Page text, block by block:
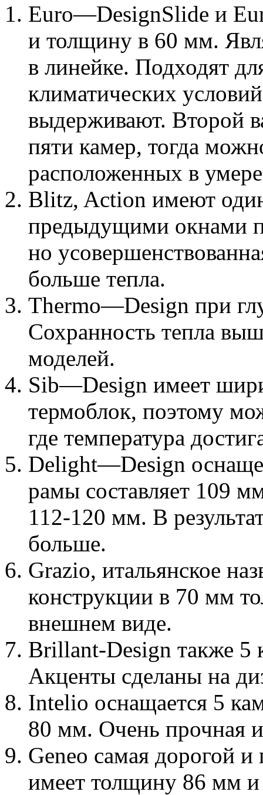
Euro—DesignSlide и
и толщину в 60 мм.
в линейке. Подходят
климатических
выдерживают. Второй
пяти камер, тогда
расположенных в
Blitz, Action имеют
предыдущими окнами
но
больше тепла.
Thermo—Design при
Сохранность тепла
моделей.
Sib—Design имеет
термоблок, поэтому
где температура
Delight—Design
рамы составляет 109
112-120 мм. В
больше.
Grazio, итальянское
конструкции в 70 мм
внешнем виде.
Brillant-Design также 5
Акценты сделаны на
Intelio оснащается 5
80 мм. Очень прочная
Geneo самая дорогой
имеет толщину 86 мм